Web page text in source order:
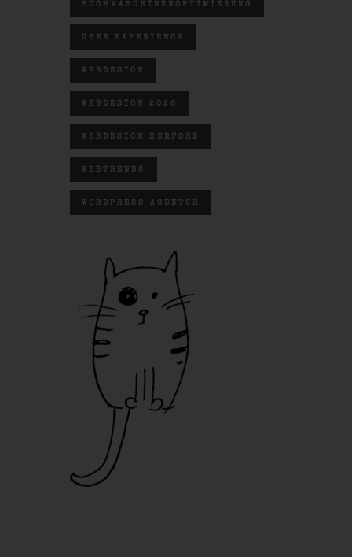
SUCHMASCHINENOPTIMIERUNG
USER EXPERIENCE
WEBDESIGN
WEBDESIGN 2026
WEBDESIGN HERFORD
WEBTRENDS
WORDPRESS AGENTUR